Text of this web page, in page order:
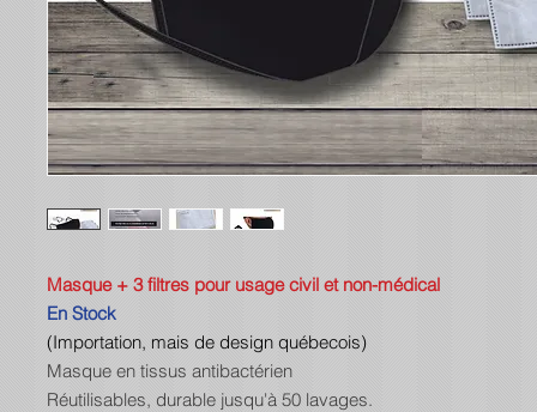
Masque + 3 filtres pour usage civil et non-médical
En Stock
(Importation, mais de design québecois)
Masque en tissus antibactérien
Réutilisables, durable jusqu'à 50 lavages.